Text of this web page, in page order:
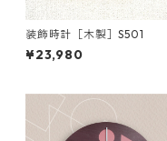
装飾時計［木製］S501
¥23,980